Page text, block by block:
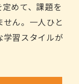
めて、課題を
ん。一人ひと
学習スタイルが